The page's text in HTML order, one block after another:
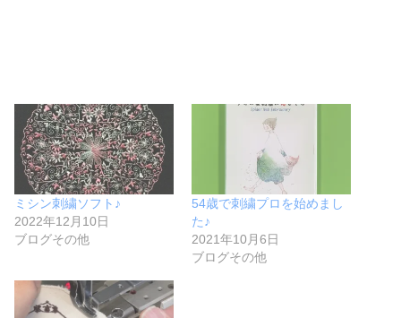
ミシン刺繍ソフト♪
2022年12月10日
ブログその他
54歳で刺繍プロを始めまし
た♪
2021年10月6日
ブログその他